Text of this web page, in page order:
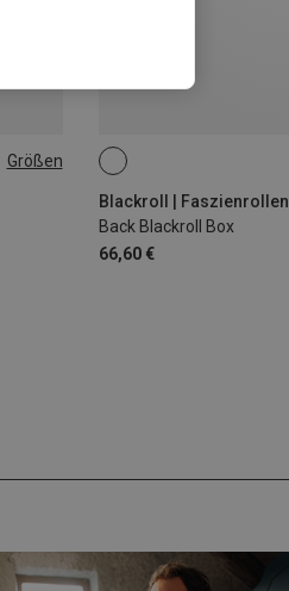
Größen
Blackroll | Faszienrollen
Back Blackroll Box
66,60 €